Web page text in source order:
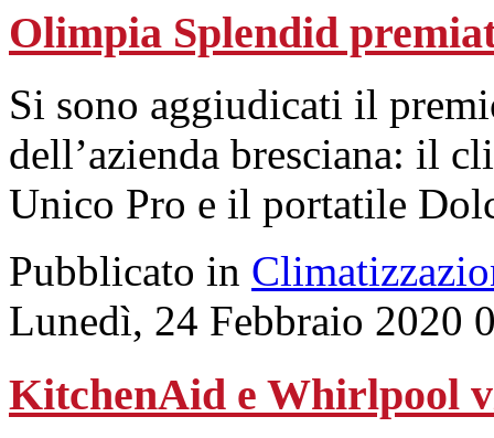
Olimpia Splendid
Si sono aggiudicati il
dell’azienda bresciana: il
Unico Pro e il portatile
Pubblicato in
Lunedì, 24 Febbraio 2020
KitchenAid e Whirlpool